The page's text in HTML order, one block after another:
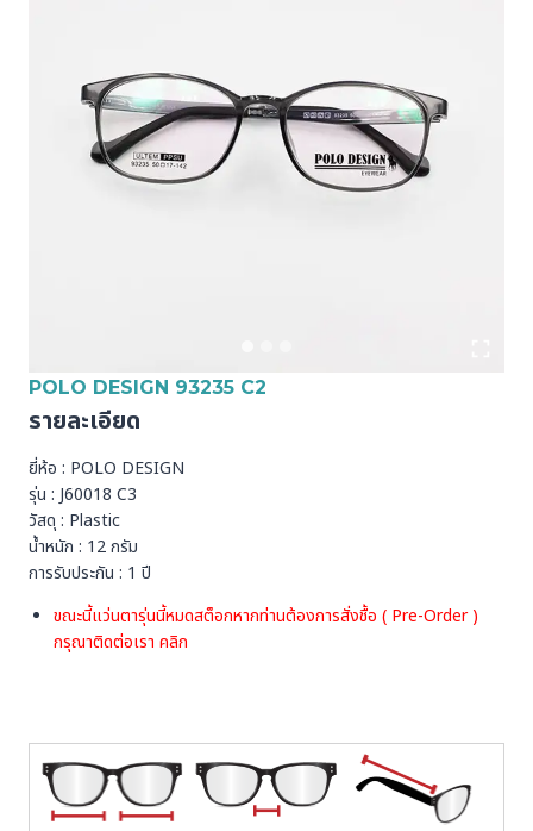
POLO DESIGN 93235 C2
รายละเอียด
ยี่ห้อ : POLO DESIGN
รุ่น : J60018 C3
วัสดุ : Plastic
น้ำหนัก : 12 กรัม
การรับประกัน : 1 ปี
ขณะนี้แว่นตารุ่นนี้หมดสต็อกหากท่านต้องการสั่งชื้อ ( Pre-Order )
กรุณาติดต่อเรา คลิก